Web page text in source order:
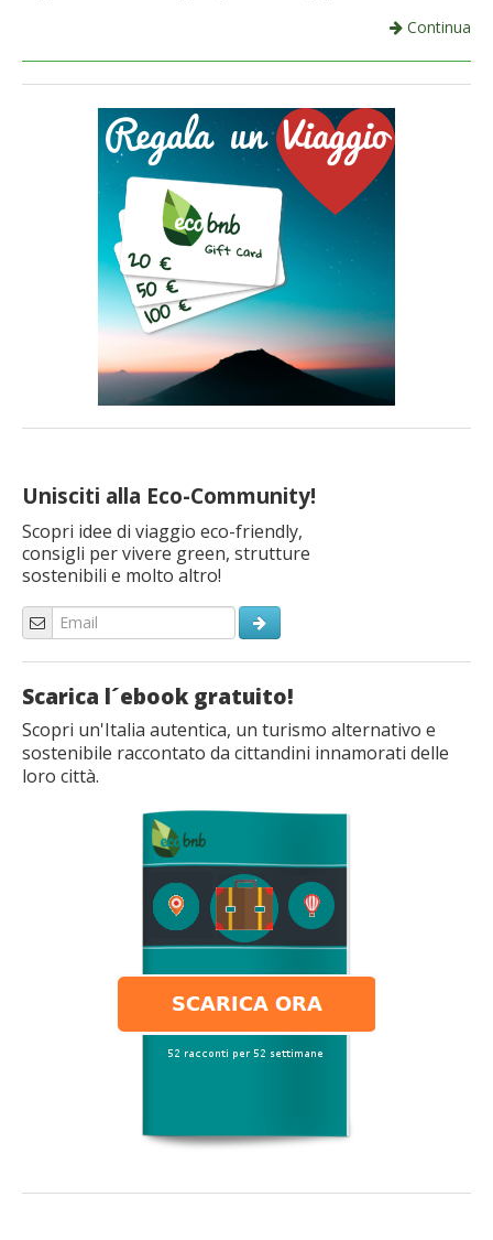
Continua
Unisciti alla Eco-Community!
Scopri idee di viaggio eco-friendly,
consigli per vivere green, strutture
sostenibili e molto altro!
Scarica l´ebook gratuito!
Scopri un'Italia autentica, un turismo alternativo e
sostenibile raccontato da cittandini innamorati delle
loro città.